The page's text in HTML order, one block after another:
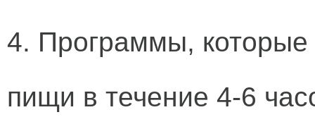
4. Программы, которые
пищи в течение 4-6